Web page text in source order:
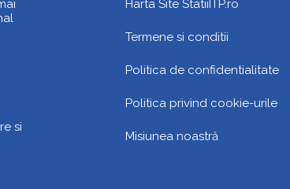
si
Harta Site StatiiITP.ro
Termene si conditii
Politica de confidentialitate
Politica privind cookie-urile
Misiunea noastră